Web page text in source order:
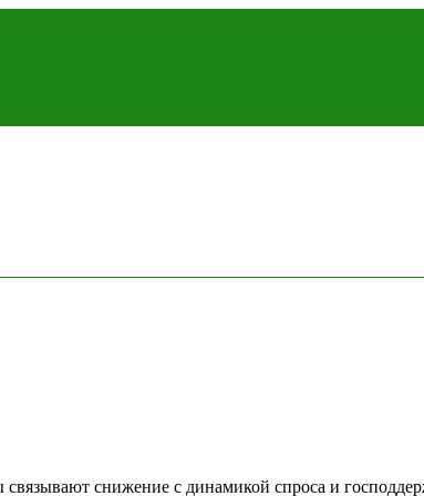
снижение с динамикой спроса и